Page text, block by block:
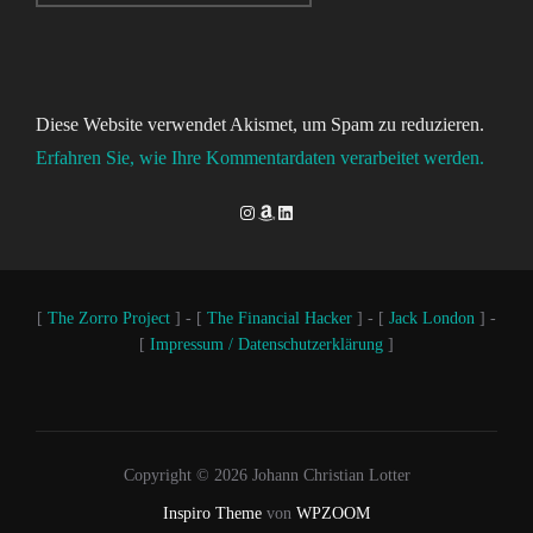
Diese Website verwendet Akismet, um Spam zu reduzieren.
Erfahren Sie, wie Ihre Kommentardaten verarbeitet werden.
Instagram
Amazon
LinkedIn
[ The Zorro Project ] - [ The Financial Hacker ] - [ Jack London ] -
[ Impressum / Datenschutzerklärung ]
Copyright © 2026 Johann Christian Lotter
Inspiro Theme von WPZOOM